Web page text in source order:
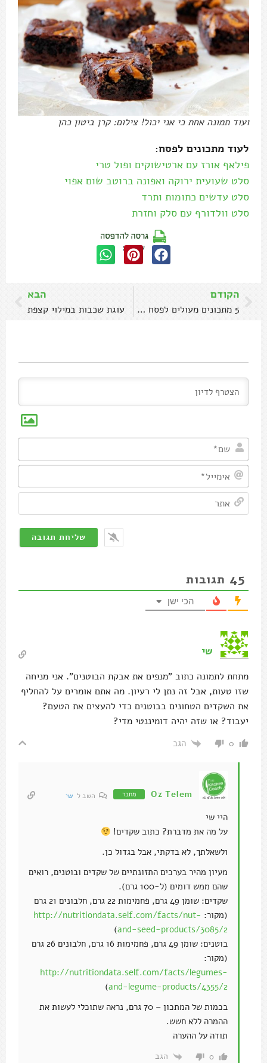
ועוד תמונה אחת כי אני יכול! צילום: קרן ביטון כהן
לעוד מתכונים לפסח:
פילאף אורז עם ארטישוקים ופול טרי
סלט שעועית ירוקה ואפונה ברוטב שום אפוי
סלט עדשים כתומות ותרד
סלט וולדורף עם סלק וחזרת
שתפו:
הקודם
5 מתכונים מעולים לפסח (בלי בשר)
הבא
עוגת שכבות במילוי קצפת
45 תגובות
הכי ישן
שי
מתחת לתמונה כתוב "מנפים את אבקת הבוטנים". אני מניחה
שזו טעות, אבל זה נתן לי רעיון. מה אתם אומרים על להחליף
את השקדים הטחונים בבוטנים כדי להעצים את הטעם?
יעבוד? או שזה יהיה דומיננטי מדי?
0 הגב
Oz Telem מחבר השב ל שי
היי שי
על מה את מדברת? כתוב שקדים!
ולשאלתך, לא בדקתי, אבל בגדול כן.
מעיון מהיר בערכים התזונתיים של שקדים ובוטנים, רואים
שהם ממש דומים (ל-100 גרם).
שקדים: שומן 49 גרם, פחמימות 22 גרם, חלבונים 21 גרם
(מקור: http://nutritiondata.self.com/facts/nut-
and-seed-products/3085/2
)
בוטנים: שומן 49 גרם, פחמימות 16 גרם, חלבונים 26 גרם
(מקור:
http://nutritiondata.self.com/facts/legumes-
and-legume-products/4355/2
)
בכמות של המתכון – 70 גרם, נראה שתוכלי לעשות את
ההמרה ללא חשש.
תודה על ההערה
0 הגב